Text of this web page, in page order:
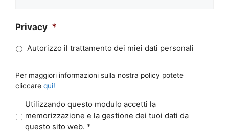
Privacy *
Autorizzo il trattamento dei miei dati personali
Per maggiori informazioni sulla nostra policy potete
cliccare qui!
r
Utilizzando questo modulo accetti la
memorizzazione e la gestione dei tuoi dati da
questo sito web. *